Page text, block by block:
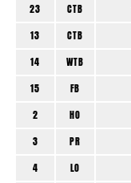
23 CTB
13 CTB
14 WTB
15 FB
2 HO
3 PR
4 LO